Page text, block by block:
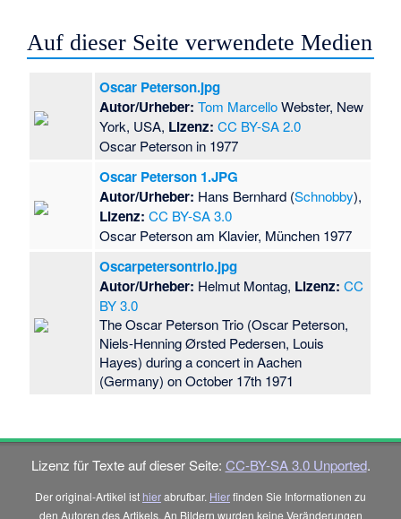
Auf dieser Seite verwendete Medien
Oscar Peterson.jpg
Autor/Urheber: Tom MarcelloWebster, New
York, USA, Lizenz: CC BY-SA 2.0
Oscar Peterson in 1977
Oscar Peterson 1.JPG
Autor/Urheber: Hans Bernhard (Schnobby),
Lizenz: CC BY-SA 3.0
Oscar Peterson am Klavier, München 1977
Oscarpetersontrio.jpg
Autor/Urheber: Helmut Montag, Lizenz: CC
BY 3.0
The Oscar Peterson Trio (Oscar Peterson,
Niels-Henning Ørsted Pedersen, Louis
Hayes) during a concert in Aachen
(Germany) on October 17th 1971
Lizenz für Texte auf dieser Seite: CC-BY-SA 3.0 Unported.
Der original-Artikel ist hierabrufbar. Hierfinden Sie Informationen zu
den Autoren des Artikels. An Bildern wurden keine Veränderungen